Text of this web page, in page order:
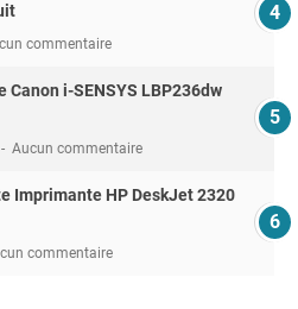
commentaire
Canon i-SENSYS LBP236dw
Aucun commentaire
Imprimante HP DeskJet 2320
commentaire